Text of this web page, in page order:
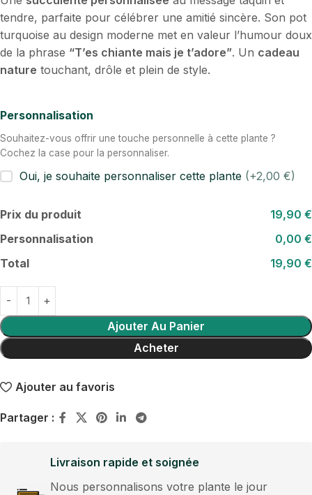
tendre, parfaite pour célébrer une amitié sincère. Son pot
turquoise au design moderne met en valeur l’humour doux
de la phrase “T’es chiante mais je t’adore”. Un cadeau
nature touchant, drôle et plein de style.
Personnalisation
Souhaitez-vous offrir une touche personnelle à cette plante ?
Cochez la case pour la personnaliser.
Oui, je souhaite personnaliser cette plante (+2,00 €)
Prix du produit
19,90 €
Personnalisation
0,00 €
Total
19,90 €
Ajouter Au Panier
Acheter
Ajouter au favoris
Partager :
Livraison rapide et soignée
Nous personnalisons votre plante le jour